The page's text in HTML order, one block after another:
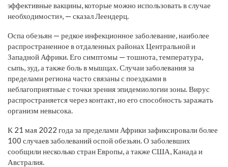
эффективные вакцины, которые можно использовать в случае
необходимости», — сказал Леендерц.
Оспа обезьян — редкое инфекционное заболевание, наиболее
распространенное в отдаленных районах Центральной и
Западной Африки. Его симптомы — тошнота, температура,
сыпь, зуд, а также боль в мышцах. Случаи заболевания за
пределами региона часто связаны с поездками в
неблагоприятные с точки зрения эпидемиологии зоны. Вирус
распространяется через контакт, но его способность заражать
организм невысока.
К 21 мая 2022 года за пределами Африки зафиксировали более
100 случаев заболеваний оспой обезьян. О заболевших
сообщили несколько стран Европы, а также США, Канада и
Австралия.